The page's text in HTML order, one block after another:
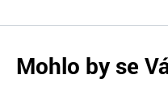
Mohlo by se